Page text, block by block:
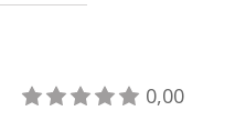
0,00